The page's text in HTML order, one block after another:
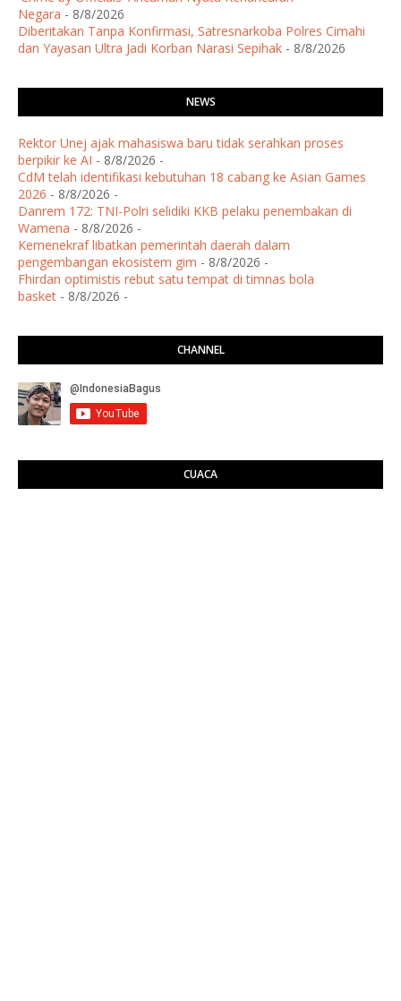
Negara - 8/8/2026
Diberitakan Tanpa Konfirmasi, Satresnarkoba Polres Cimahi
dan Yayasan Ultra Jadi Korban Narasi Sepihak - 8/8/2026
NEWS
Rektor Unej ajak mahasiswa baru tidak serahkan proses
berpikir ke AI - 8/8/2026 -
CdM telah identifikasi kebutuhan 18 cabang ke Asian Games
2026 - 8/8/2026 -
Danrem 172: TNI-Polri selidiki KKB pelaku penembakan di
Wamena - 8/8/2026 -
Kemenekraf libatkan pemerintah daerah dalam
pengembangan ekosistem gim - 8/8/2026 -
Fhirdan optimistis rebut satu tempat di timnas bola
basket - 8/8/2026 -
CHANNEL
CUACA